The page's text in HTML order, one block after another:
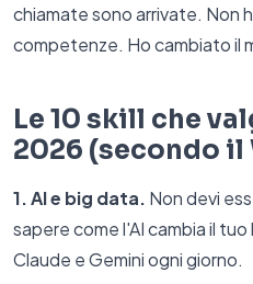
chiamate sono arrivate. Non
competenze. Ho cambiato il
Le 10 skill che
2026 (secondo il
1. AI e big data. Non devi
sapere come l'AI cambia il
Claude e Gemini ogni giorno.